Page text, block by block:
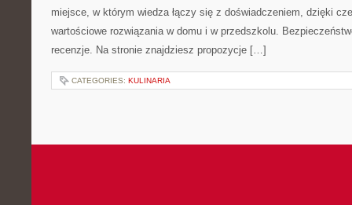
miejsce, w którym wiedza łączy się z doświadczeniem, dzięki
wartościowe rozwiązania w domu i w przedszkolu.
recenzje. Na stronie znajdziesz propozycje […]
CATEGORIES: KULINARIA